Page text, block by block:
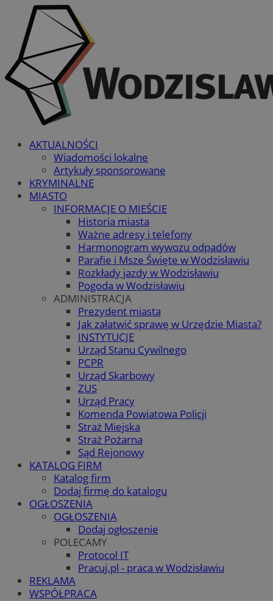
AKTUALNOŚCI
Wiadomości lokalne
Artykuły sponsorowane
KRYMINALNE
MIASTO
INFORMACJE O MIEŚCIE
Historia miasta
Ważne adresy i telefony
Harmonogram wywozu odpadów
Parafie i Msze Święte w Wodzisławiu
Rozkłady jazdy w Wodzisławiu
Pogoda w Wodzisławiu
ADMINISTRACJA
Prezydent miasta
Jak załatwić sprawę w Urzędzie Miasta?
INSTYTUCJE
Urząd Stanu Cywilnego
PCPR
Urząd Skarbowy
ZUS
Urząd Pracy
Komenda Powiatowa Policji
Straż Miejska
Straż Pożarna
Sąd Rejonowy
KATALOG FIRM
Katalog firm
Dodaj firmę do katalogu
OGŁOSZENIA
OGŁOSZENIA
Dodaj ogłoszenie
POLECAMY
Protocol IT
Pracuj.pl - praca w Wodzisławiu
REKLAMA
WSPÓŁPRACA